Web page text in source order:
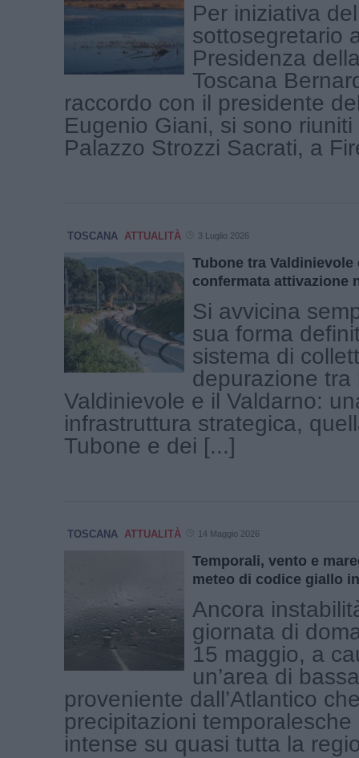
Per iniziativa del
sottosegretario
Presidenza
Toscana
raccordo con il presidente
Eugenio Giani, si sono
Palazzo Strozzi Sacrati, a
TOSCANA ATTUALITÀ 3 Luglio 2026
Tubone tra Valdinievole
confermata attivazione
Si avvicina
sua forma
sistema di
depurazione tra
Valdinievole e il Valdarno:
infrastruttura strategica,
Tubone e dei [...]
TOSCANA ATTUALITÀ 14 Maggio 2026
Temporali, vento e
meteo di codice giallo
Ancora
giornata di
15 maggio, a
un’area di
proveniente dall’Atlantico
precipitazioni temporalesche
intense su quasi tutta la